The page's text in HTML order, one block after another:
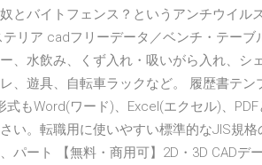
とバイトフェンス？というアンチウイル
リア cadフリーデータ／ベンチ・テーブ
、水飲み、くず入れ・吸いがら入れ、シ
、遊具、自転車ラックなど。 履歴書テン
式もWord(ワード)、Excel(エクセル)、
い。転職用に使いやすい標準的なJIS規格
パート 【無料・商用可】2D・3D CADデ